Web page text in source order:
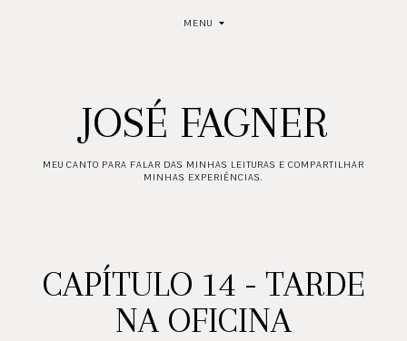
MENU
JOSÉ FAGNER
MEU CANTO PARA FALAR DAS MINHAS LEITURAS E COMPARTILHAR
MINHAS EXPERIÊNCIAS.
CAPÍTULO 14 - TARDE
NA OFICINA